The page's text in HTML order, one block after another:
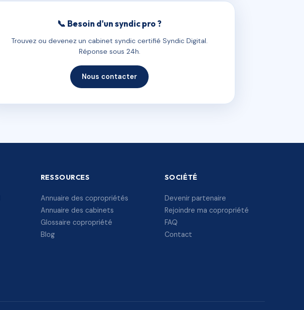
📞 Besoin d'un syndic pro ?
Trouvez ou devenez un cabinet syndic certifié Syndic Digital.
Réponse sous 24h.
Nous contacter
RESSOURCES
Annuaire des copropriétés
Annuaire des cabinets
Glossaire copropriété
Blog
SOCIÉTÉ
Devenir partenaire
Rejoindre ma copropriété
FAQ
Contact